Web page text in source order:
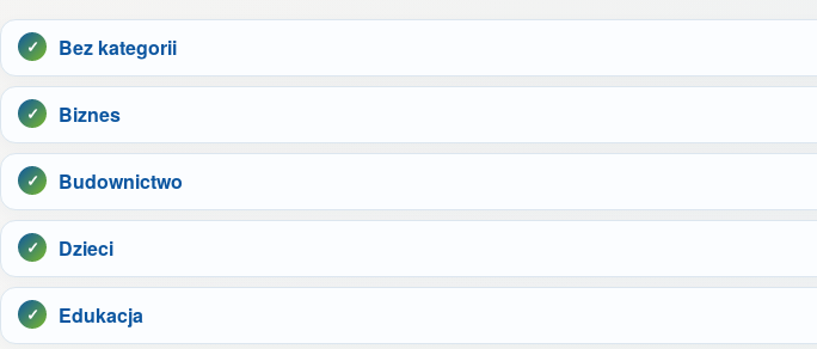
Bez kategorii
Biznes
Budownictwo
Dzieci
Edukacja